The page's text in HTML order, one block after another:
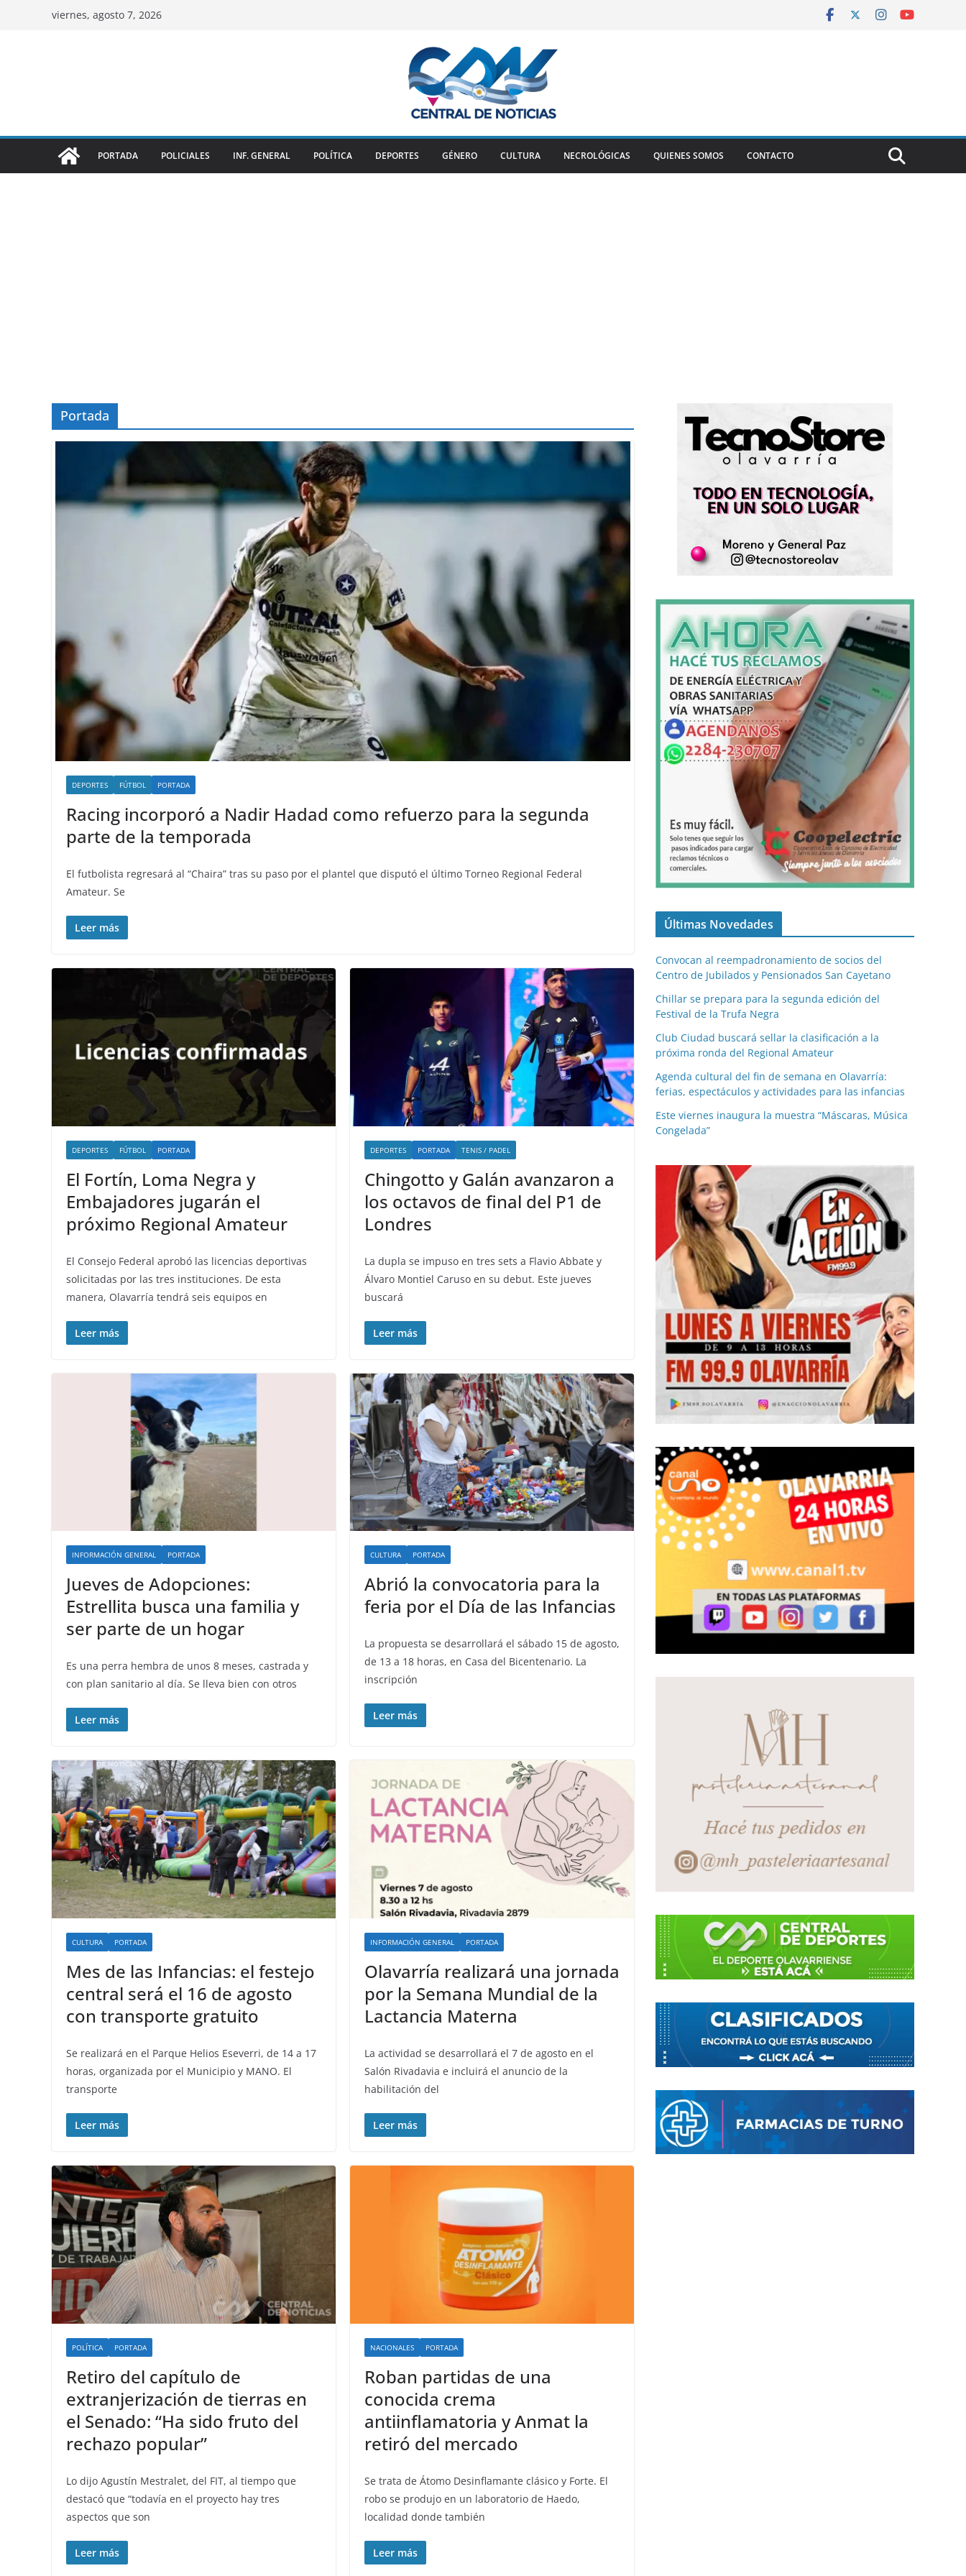
viernes, agosto 7, 2026
PORTADA POLICIALES INF. GENERAL POLÍTICA DEPORTES GÉNERO CULTURA NECROLÓGICAS QUIENES SOMOS CONTACTO
Portada
DEPORTES FÚTBOL PORTADA
Racing incorporó a Nadir Hadad como refuerzo para la segunda
parte de la temporada
El futbolista regresará al “Chaira” tras su paso por el plantel que disputó el último Torneo Regional Federal
Amateur. Se
Leer más
DEPORTES FÚTBOL PORTADA
El Fortín, Loma Negra y
Embajadores jugarán el
próximo Regional Amateur
El Consejo Federal aprobó las licencias deportivas
solicitadas por las tres instituciones. De esta
manera, Olavarría tendrá seis equipos en
Leer más
DEPORTES PORTADA TENIS / PADEL
Chingotto y Galán avanzaron a
los octavos de final del P1 de
Londres
La dupla se impuso en tres sets a Flavio Abbate y
Álvaro Montiel Caruso en su debut. Este jueves
buscará
Leer más
INFORMACIÓN GENERAL PORTADA
Jueves de Adopciones:
Estrellita busca una familia y
ser parte de un hogar
Es una perra hembra de unos 8 meses, castrada y
con plan sanitario al día. Se lleva bien con otros
Leer más
CULTURA PORTADA
Abrió la convocatoria para la
feria por el Día de las Infancias
La propuesta se desarrollará el sábado 15 de agosto,
de 13 a 18 horas, en Casa del Bicentenario. La
inscripción
Leer más
CULTURA PORTADA
Mes de las Infancias: el festejo
central será el 16 de agosto
con transporte gratuito
Se realizará en el Parque Helios Eseverri, de 14 a 17
horas, organizada por el Municipio y MANO. El
transporte
Leer más
INFORMACIÓN GENERAL PORTADA
Olavarría realizará una jornada
por la Semana Mundial de la
Lactancia Materna
La actividad se desarrollará el 7 de agosto en el
Salón Rivadavia e incluirá el anuncio de la
habilitación del
Leer más
POLÍTICA PORTADA
Retiro del capítulo de
extranjerización de tierras en
el Senado: “Ha sido fruto del
rechazo popular”
Lo dijo Agustín Mestralet, del FIT, al tiempo que
destacó que “todavía en el proyecto hay tres
aspectos que son
Leer más
NACIONALES PORTADA
Roban partidas de una
conocida crema
antiinflamatoria y Anmat la
retiró del mercado
Se trata de Átomo Desinflamante clásico y Forte. El
robo se produjo en un laboratorio de Haedo,
localidad donde también
Leer más
Últimas Novedades
Convocan al reempadronamiento de socios del
Centro de Jubilados y Pensionados San Cayetano
Chillar se prepara para la segunda edición del
Festival de la Trufa Negra
Club Ciudad buscará sellar la clasificación a la
próxima ronda del Regional Amateur
Agenda cultural del fin de semana en Olavarría:
ferias, espectáculos y actividades para las infancias
Este viernes inaugura la muestra “Máscaras, Música
Congelada”